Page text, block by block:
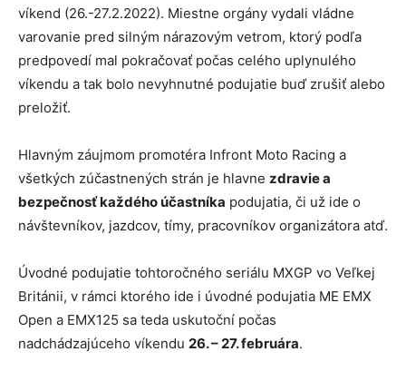
víkend (26.-27.2.2022). Miestne orgány vydali vládne
varovanie pred silným nárazovým vetrom, ktorý podľa
predpovedí mal pokračovať počas celého uplynulého
víkendu a tak bolo nevyhnutné podujatie buď zrušiť alebo
preložiť.
Hlavným záujmom promotéra Infront Moto Racing a
všetkých zúčastnených strán je hlavne zdravie a
bezpečnosť každého účastníka podujatia, či už ide o
návštevníkov, jazdcov, tímy, pracovníkov organizátora atď.
Úvodné podujatie tohtoročného seriálu MXGP vo Veľkej
Británii, v rámci ktorého ide i úvodné podujatia ME EMX
Open a EMX125 sa teda uskutoční počas
nadchádzajúceho víkendu 26. – 27. februára.